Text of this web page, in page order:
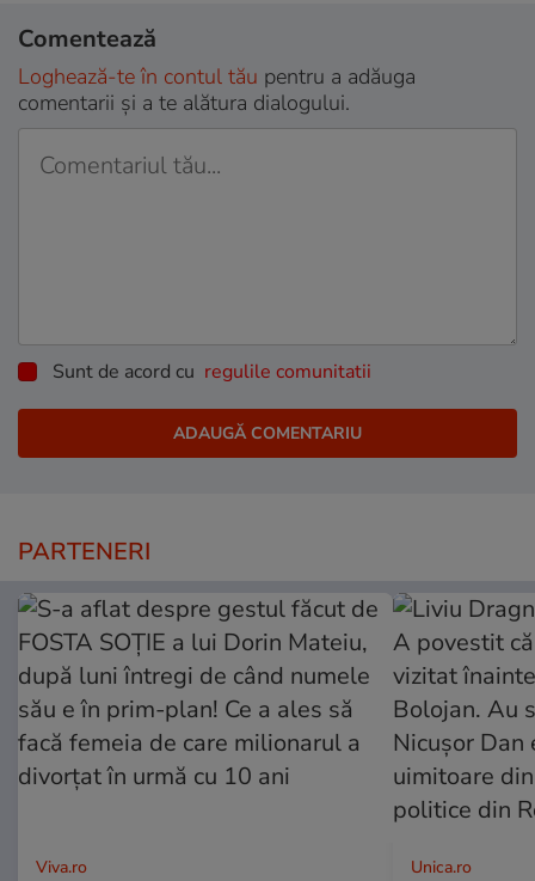
Comentează
Loghează-te în contul tău pentru a adăuga
comentarii și a te alătura dialogului.
Sunt de acord cu regulile comunitatii
PARTENERI
Viva.ro Unica.ro